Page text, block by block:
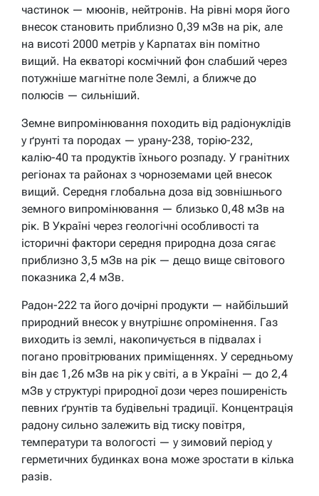
частинок — мюонів, нейтронів. На рівні моря його
внесок становить приблизно 0,39 мЗв на рік, але
на висоті 2000 метрів у Карпатах він помітно
вищий. На екваторі космічний фон слабший через
потужніше магнітне поле Землі, а ближче до
полюсів — сильніший.
Земне випромінювання походить від радіонуклідів
у ґрунті та породах — урану-238, торію-232,
калію-40 та продуктів їхнього розпаду. У гранітних
регіонах та районах з чорноземами цей внесок
вищий. Середня глобальна доза від зовнішнього
земного випромінювання — близько 0,48 мЗв на
рік. В Україні через геологічні особливості та
історичні фактори середня природна доза сягає
приблизно 3,5 мЗв на рік — дещо вище світового
показника 2,4 мЗв.
Радон-222 та його дочірні продукти — найбільший
природний внесок у внутрішнє опромінення. Газ
виходить із землі, накопичується в підвалах і
погано провітрюваних приміщеннях. У середньому
він дає 1,26 мЗв на рік у світі, а в Україні — до 2,4
мЗв у структурі природної дози через поширеність
певних ґрунтів та будівельні традиції. Концентрація
радону сильно залежить від тиску повітря,
температури та вологості — у зимовий період у
герметичних будинках вона може зростати в кілька
разів.